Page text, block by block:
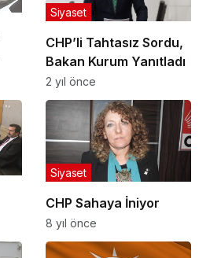
CHP’li Tahtasız Sordu,
Bakan Kurum Yanıtladı
Siyaset
2 yıl önce
CHP Sahaya İniyor
Siyaset
8 yıl önce